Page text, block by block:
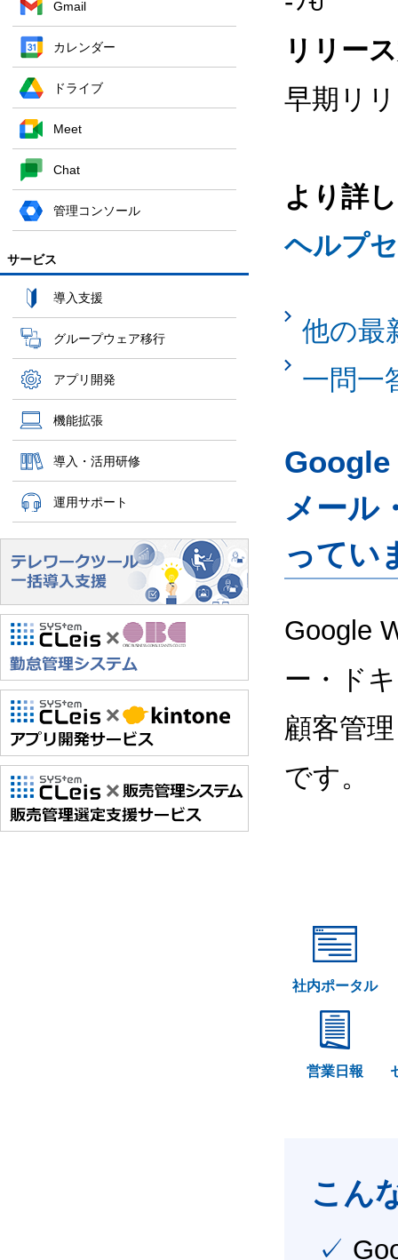
Gmail
カレンダー
ドライブ
Meet
Chat
管理コンソール
サービス
導入支援
グループウェア移行
アプリ開発
機能拡張
導入・活用研修
運用サポート
リリー
早期リ
より詳
ヘルプ
他の最
一問一
Google
メール
ってい
Google
ー・ド
顧客管
です。
社内ポータル
営業日報
こん
✓ Google Workspace（旧G Suite） を社内で導入